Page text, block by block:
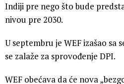
Indiji pre nego što bude
nivou pre 2030.
U septembru je WEF izašao sa
se zalaže za sprovođenje DPI.
WEF obećava da će nova